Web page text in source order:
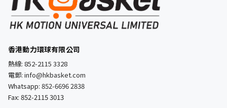
香港動力環球有限公司
熱線: 852-2115 3328
電郵: info@hkbasket.com
Whatsapp: 852-6696 2838
Fax: 852-2115 3013